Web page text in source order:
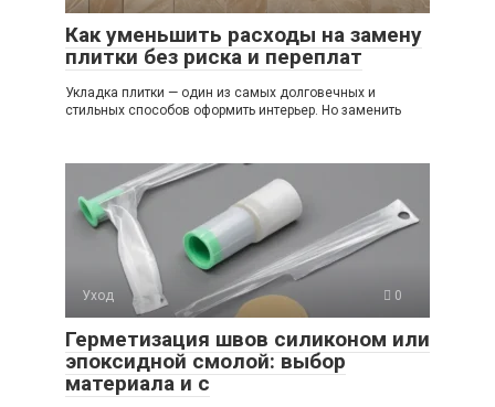
Как уменьшить расходы на замену
плитки без риска и переплат
Укладка плитки — один из самых долговечных и
стильных способов оформить интерьер. Но заменить
Уход 0
Герметизация швов силиконом или
эпоксидной смолой: выбор
материала и с